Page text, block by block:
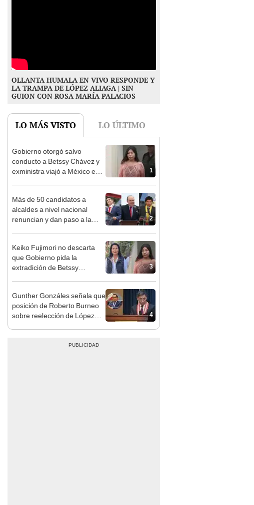
OLLANTA HUMALA EN VIVO RESPONDE Y
LA TRAMPA DE LÓPEZ ALIAGA | SIN
GUION CON ROSA MARÍA PALACIOS
LO MÁS VISTO LO ÚLTIMO
1
Gobierno otorgó salvo
conducto a Betssy Chávez y
exministra viajó a México en
2
Más de 50 candidatos a
alcaldes a nivel nacional
renuncian y dan paso a la
3
Keiko Fujimori no descarta
que Gobierno pida la
extradición de Betssy
4
Gunther Gonzáles señala que
posición de Roberto Burneo
sobre reelección de López